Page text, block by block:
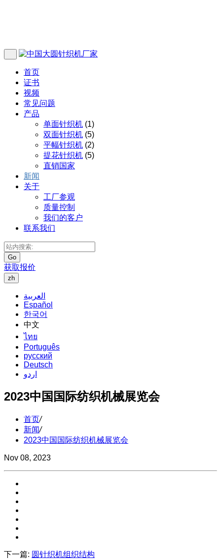
首页
证书
视频
常见问题
产品
单面针织机 (1)
双面针织机 (5)
平幅针织机 (2)
提花针织机 (5)
直销国家
新闻
关于
工厂参观
质量控制
我们的客户
联系我们
Go
获取报价
zh
العربية
Español
한국어
中文
ไทย
Português
русский
Deutsch
اردو
2023中国国际纺织机械展览会
首页/
新闻/
2023中国国际纺织机械展览会
Nov 08, 2023
下一篇: 圆针织机组织结构